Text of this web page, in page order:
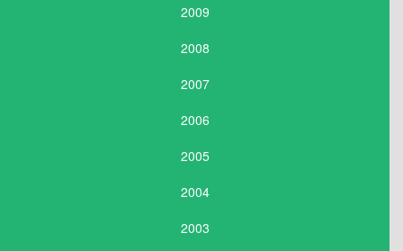
2009
2008
2007
2006
2005
2004
2003